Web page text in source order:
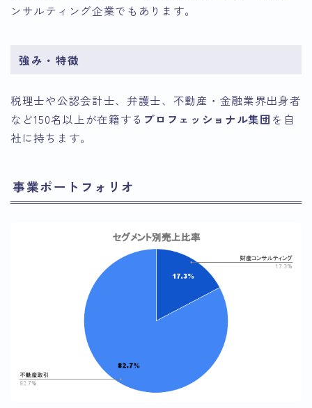
ンサルティング企業でもあります。
強み・特徴
税理士や公認会計士、弁護士、不動産・金融業界出身者
など150名以上が在籍する プロフェッショナル集団 を自
社に持ちます。
事業ポートフォリオ